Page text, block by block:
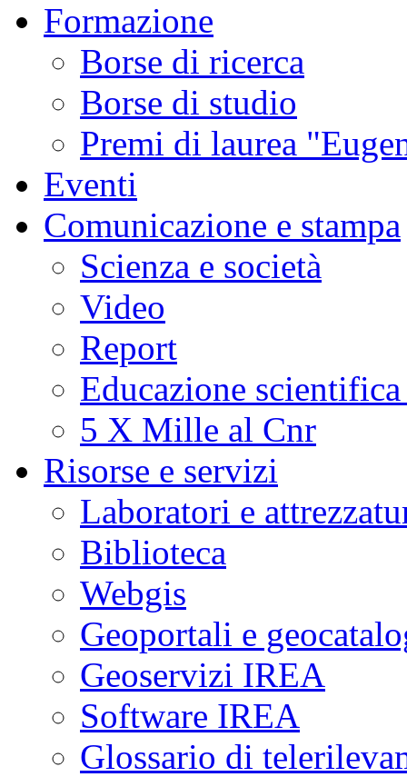
Formazione
Borse di ricerca
Borse di studio
Premi di laurea
Eventi
Comunicazione e stampa
Scienza e società
Video
Report
Educazione
5 X Mille al Cnr
Risorse e servizi
Laboratori e
Biblioteca
Webgis
Geoportali e
Geoservizi IREA
Software IREA
Glossario di